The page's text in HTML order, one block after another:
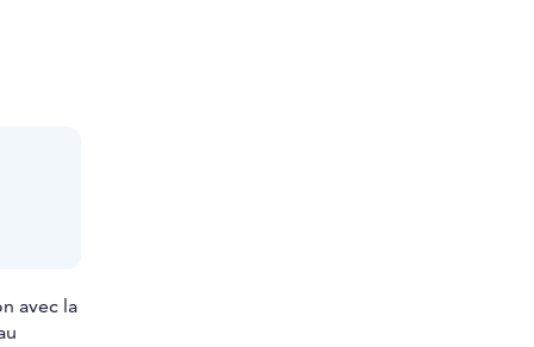
avec la